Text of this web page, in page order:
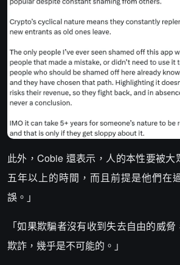
此外，Cobie 還表示，人的本性要被
五年以上的時間，而且前提是他們在
誤。」
「如果欺騙者沒有收到失去自由的威
欺詐，幾乎是不可能的。」